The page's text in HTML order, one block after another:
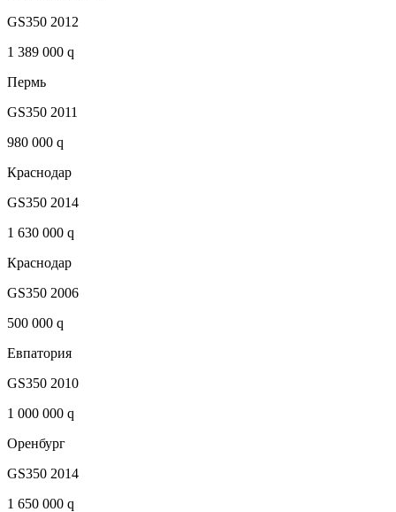
GS350 2012
1 389 000 q
Пермь
GS350 2011
980 000 q
Краснодар
GS350 2014
1 630 000 q
Краснодар
GS350 2006
500 000 q
Евпатория
GS350 2010
1 000 000 q
Оренбург
GS350 2014
1 650 000 q